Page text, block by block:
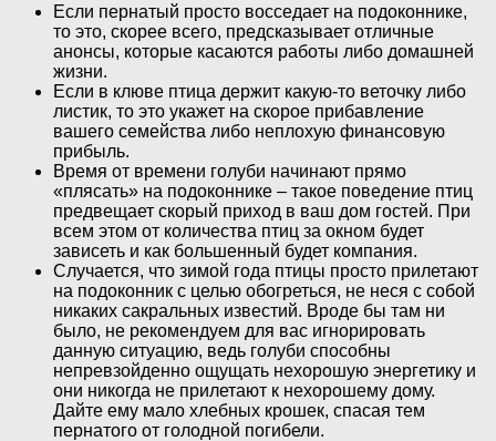
Если пернатый просто восседает на подоконнике,
то это, скорее всего, предсказывает отличные
анонсы, которые касаются работы либо домашней
жизни.
Если в клюве птица держит какую-то веточку либо
листик, то это укажет на скорое прибавление
вашего семейства либо неплохую финансовую
прибыль.
Время от времени голуби начинают прямо
«плясать» на подоконнике – такое поведение птиц
предвещает скорый приход в ваш дом гостей. При
всем этом от количества птиц за окном будет
зависеть и как большенный будет компания.
Случается, что зимой года птицы просто прилетают
на подоконник с целью обогреться, не неся с собой
никаких сакральных известий. Вроде бы там ни
было, не рекомендуем для вас игнорировать
данную ситуацию, ведь голуби способны
непревзойденно ощущать нехорошую энергетику и
они никогда не прилетают к нехорошему дому.
Дайте ему мало хлебных крошек, спасая тем
пернатого от голодной погибели.